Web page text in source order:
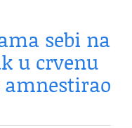
sebi na
u crvenu